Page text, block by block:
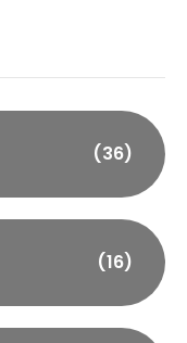
(36)
(16)